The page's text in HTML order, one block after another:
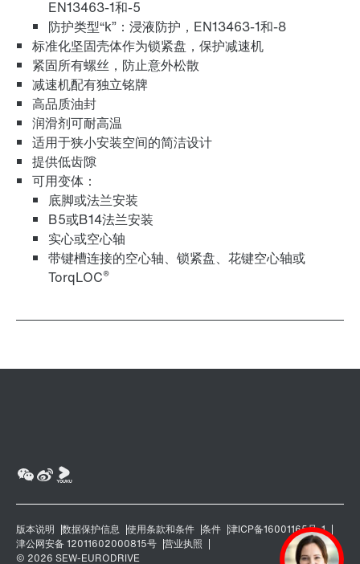
适配器
长期保修
润滑油
EN13463-1和-5
防护类型“k”：浸液防护，EN13463-1和-8
标准化坚固壳体作为锁紧盘，保护减速机
紧固所有螺丝，防止意外松散
减速机配有独立铭牌
高品质油封
润滑剂可耐高温
适用于狭小安装空间的简洁设计
提供低齿隙
可用变体：
底脚或法兰安装
B5或B14法兰安装
实心或空心轴
带键槽连接的空心轴、锁紧盘、花键空心轴或
TorqLOC®